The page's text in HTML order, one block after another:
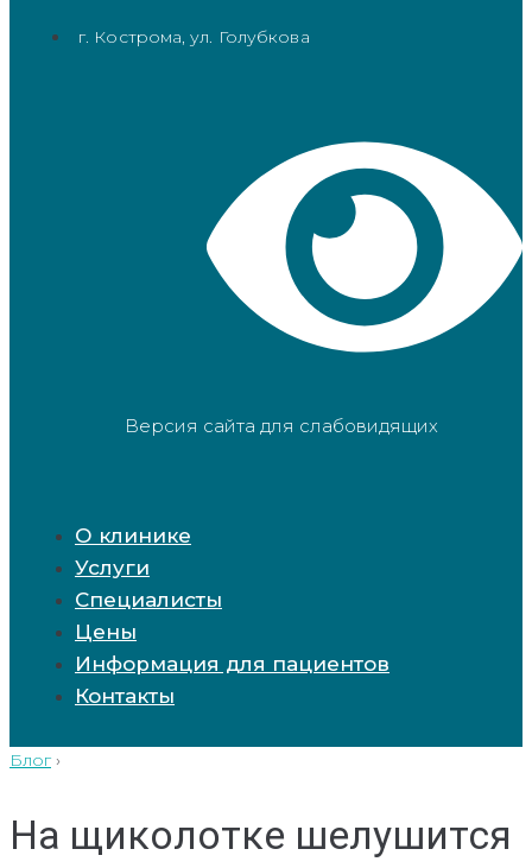
г. Кострома, ул. Голубкова
Версия сайта для слабовидящих
О клинике
Услуги
Специалисты
Цены
Информация для пациентов
Контакты
Блог ›
На щиколотке шелушится